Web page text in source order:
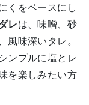
くをベースにし
レは、味噌、砂
味深いタレ。
ンプルに塩とレ
を楽しみたい方